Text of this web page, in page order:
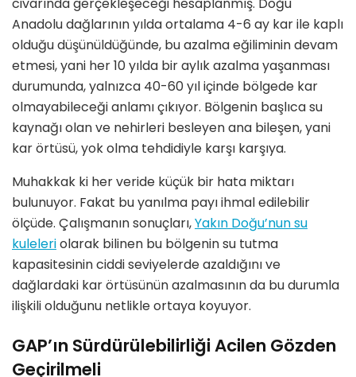
civarındagerçekleşeceği hesaplanmış. Doğu
Anadolu dağlarının yılda ortalama 4-6 ay kar ile kaplı
olduğu düşünüldüğünde, bu azalma eğiliminin devam
etmesi, yani her 10 yılda bir aylık azalma yaşanması
durumunda,yalnızca 40-60 yıl içinde bölgede kar
olmayabileceğianlamı çıkıyor. Bölgenin başlıca su
kaynağı olan ve nehirleri besleyen ana bileşen, yani
karörtüsü,yok olma tehdidiyle karşı karşıya.
Muhakkak ki her veride küçük bir hata miktarı
bulunuyor. Fakat buyanılma payı ihmal edilebilir
ölçüde. Çalışmanın sonuçları,Yakın Doğu’nun su
kuleleriolarak bilinen bu bölgenin su tutma
kapasitesinin ciddi seviyelerde azaldığını ve
dağlardaki karörtüsünün azalmasının da bu durumla
ilişkili olduğunu netlikle ortaya koyuyor.
GAP’ın Sürdürülebilirliği Acilen Gözden
Geçirilmeli